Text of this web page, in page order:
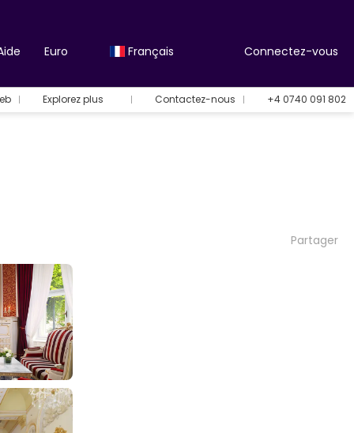
Euro Français Connectez-vous
Explorez plus Contactez-nous +4 0740 091 802
Partager